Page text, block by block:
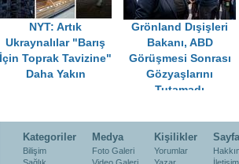
NYT: Artık
Ukraynalılar "Barış
İçin Toprak Tavizine"
Daha Yakın
Grönland Dışişleri
Bakanı, ABD
Görüşmesi Sonrası
Gözyaşlarını
Tutamadı
Kategoriler
Bilişim
Medya
Foto Galeri
Kişilikler
Yorumlar